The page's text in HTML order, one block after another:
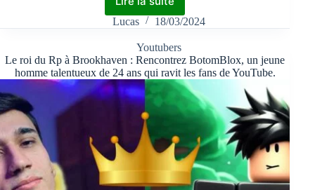
Lucas 18/03/2024
Youtubers
Le roi du Rp à Brookhaven : Rencontrez BotomBlox, un jeune
homme talentueux de 24 ans qui ravit les fans de YouTube.